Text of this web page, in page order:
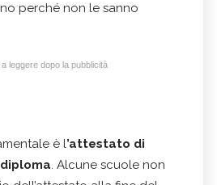
perché non le sanno
leggere dopo la pubblicità
è l’attestato di
. Alcune scuole non